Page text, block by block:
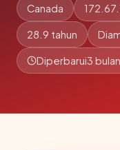
Canada
28.9 tahun
Diperbarui3